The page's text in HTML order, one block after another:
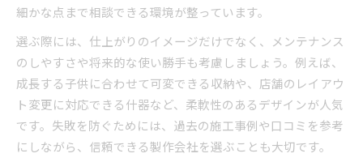
細かな点まで相談できる環境が整っています。
選ぶ際には、仕上がりのイメージだけでなく、メンテナンス
のしやすさや将来的な使い勝手も考慮しましょう。例えば、
成長する子供に合わせて可変できる収納や、店舗のレイアウ
ト変更に対応できる什器など、柔軟性のあるデザインが人気
です。失敗を防ぐためには、過去の施工事例や口コミを参考
にしながら、信頼できる製作会社を選ぶことも大切です。